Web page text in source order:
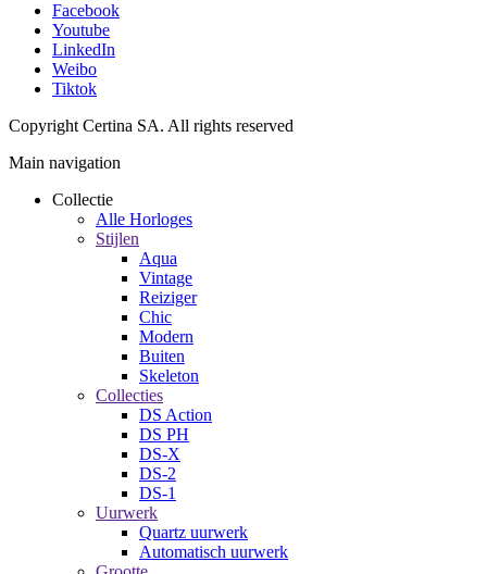
Facebook
Youtube
LinkedIn
Weibo
Tiktok
Copyright Certina SA. All rights reserved
Main navigation
Collectie
Alle Horloges
Stijlen
Aqua
Vintage
Reiziger
Chic
Modern
Buiten
Skeleton
Collecties
DS Action
DS PH
DS-X
DS-2
DS-1
Uurwerk
Quartz uurwerk
Automatisch uurwerk